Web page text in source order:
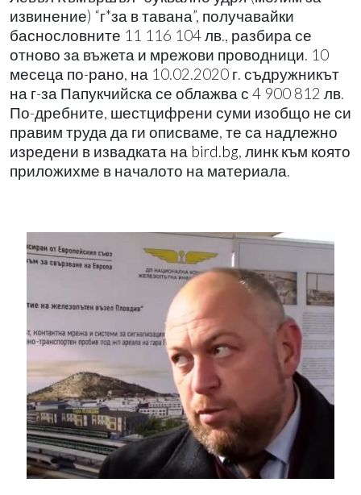
извинение) “г*за в тавана”, получавайки
баснословните 11 116 104 лв., разбира се
отново за въжета и мрежови проводници. 10
месеца по-рано, на 10.02.2020 г. съдружникът
на г-за Папукчийска се облажва с 4 900 812 лв.
По-дребните, шестцифрени суми изобщо не си
правим труда да ги описваме, те са надлежно
изредени в извадката на bird.bg, линк към която
приложихме в началото на материала.